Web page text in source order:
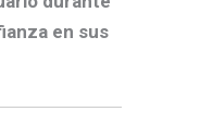
en sus